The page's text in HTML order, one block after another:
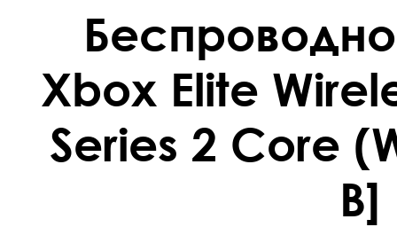
Xbox Elite
Series 2 Core
B]